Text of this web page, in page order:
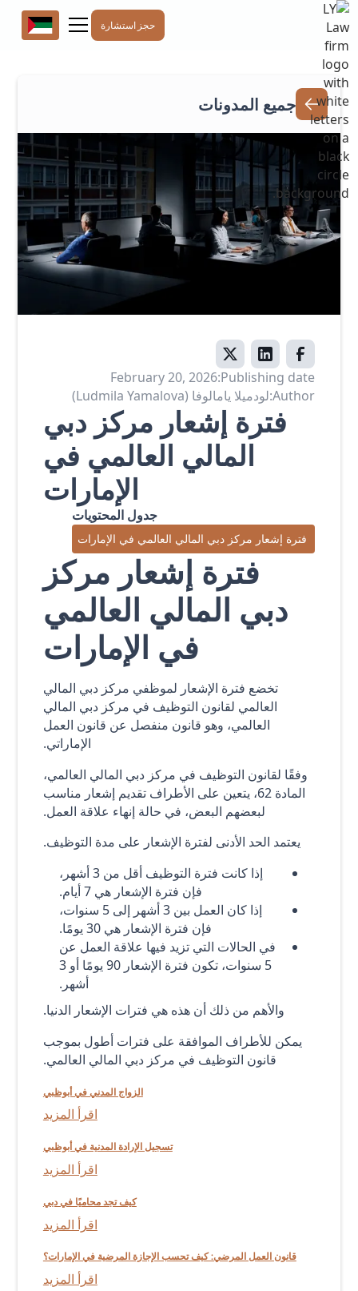
حجز استشارة
جميع المدونات
Publishing date:
February 20, 2026
Author: لودميلا يامالوفا (Ludmila Yamalova)
فترة إشعار مركز دبي
المالي العالمي في
الإمارات
جدول المحتويات
فترة إشعار مركز دبي المالي العالمي في الإمارات
فترة إشعار مركز
دبي المالي العالمي
في الإمارات
تخضع فترة الإشعار لموظفي مركز دبي المالي
العالمي لقانون التوظيف في مركز دبي المالي
العالمي، وهو قانون منفصل عن قانون العمل
الإماراتي.
وفقًا لقانون التوظيف في مركز دبي المالي العالمي،
المادة 62، يتعين على الأطراف تقديم إشعار مناسب
لبعضهم البعض، في حالة إنهاء علاقة العمل.
يعتمد الحد الأدنى لفترة الإشعار على مدة التوظيف.
إذا كانت فترة التوظيف أقل من 3 أشهر،
فإن فترة الإشعار هي 7 أيام.
إذا كان العمل بين 3 أشهر إلى 5 سنوات،
فإن فترة الإشعار هي 30 يومًا.
في الحالات التي تزيد فيها علاقة العمل عن
5 سنوات، تكون فترة الإشعار 90 يومًا أو 3
أشهر.
والأهم من ذلك أن هذه هي فترات الإشعار الدنيا.
يمكن للأطراف الموافقة على فترات أطول بموجب
قانون التوظيف في مركز دبي المالي العالمي.
الزواج المدني في أبوظبي
اقرأ المزيد
تسجيل الإرادة المدنية في أبوظبي
اقرأ المزيد
كيف تجد محاميًا في دبي
اقرأ المزيد
قانون العمل المرضي: كيف تحسب الإجازة المرضية في الإمارات؟
اقرأ المزيد